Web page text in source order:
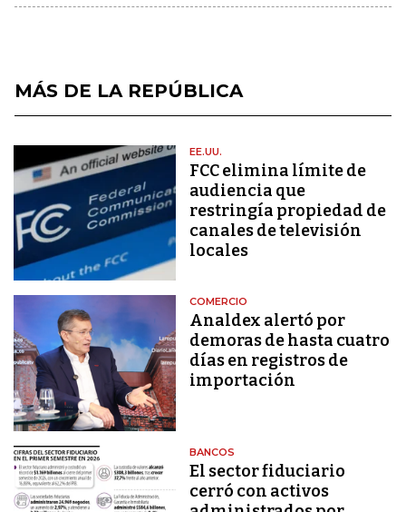
MÁS DE LA REPÚBLICA
EE.UU.
FCC elimina límite de
audiencia que
restringía propiedad de
canales de televisión
locales
COMERCIO
Analdex alertó por
demoras de hasta cuatro
días en registros de
importación
BANCOS
El sector fiduciario
cerró con activos